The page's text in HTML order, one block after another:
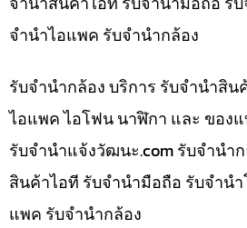
จำนำไอแพค รับจำนำกล้อง
รับจำนำกล้อง บริการ รับจำนำสิ
ไอแพค ไอโฟน นาฬิกา และ ของ
รับจํานําแจ้งวัฒนะ.com รับจำนำ
สินค้าไอที รับจำนำมือถือ รับจำน
แพค รับจำนำกล้อง